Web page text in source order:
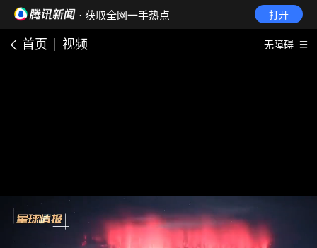
· 获取全网一手热点 打开
首页 视频 无障碍